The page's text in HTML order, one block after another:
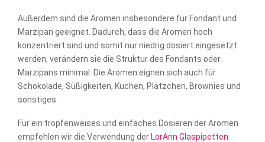
Außerdem sind die Aromen insbesondere für Fondant und
Marzipan geeignet. Dadurch, dass die Aromen hoch
konzentriert sind und somit nur niedrig dosiert eingesetzt
werden, verändern sie die Struktur des Fondants oder
Marzipans minimal. Die Aromen eignen sich auch für
Schokolade, Süßigkeiten, Kuchen, Plätzchen, Brownies und
sonstiges.
Für ein tropfenweises und einfaches Dosieren der Aromen
empfehlen wir die Verwendung der LorAnn Glaspipetten